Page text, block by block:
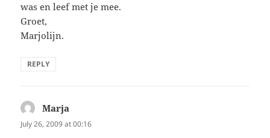
was en leef met je mee.
Groet,
Marjolijn.
REPLY
Marja
July 26, 2009 at 00:16